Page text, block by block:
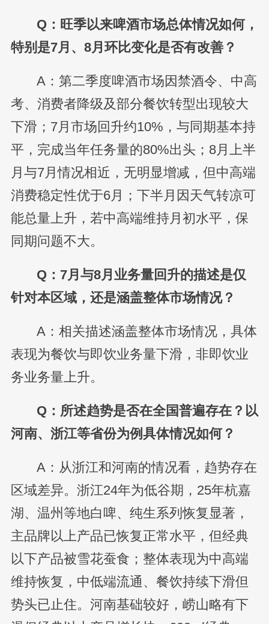
Q：旺季以来啤酒市场总体情况如何，
特别是7月、8月环比变化是否有改善？
A：第二季度啤酒市场因禁酒令、中高
考、消费者降级及部分餐饮转型出现较大
下滑；7月市场回升约10%，与同期基本持
平，完成当年任务量的80%出头；8月上半
月与7月情况相近，无明显增减，但中高端
消费稳定性优于6月；下半月因天气转凉可
能总量上升，若中高端维持月初水平，保
同期问题不大。
Q：7月与8月业务量回升的描述是仅
针对本区域，还是涵盖整体市场情况？
A：相关描述涵盖整体市场情况，具体
表现为餐饮与即饮业务量下滑，非即饮业
务业务量上升。
Q：所述趋势是否在全国普遍存在？以
河南、浙江等省份为例具体情况如何？
A：从浙江和河南的情况看，趋势存在
区域差异。浙江24年为低谷期，25年杭嘉
湖、温州等地白啤、纯生系列恢复显著，
主品牌以上产品已恢复正常水平，但经典
以下产品被雪花蚕食；整体表现为中高端
维持恢复，中低端流通、餐饮持续下滑但
势头已止住。河南基础较好，崂山略有下